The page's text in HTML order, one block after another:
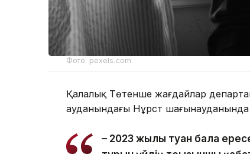
Фото: pexels.com
Қалалық Төтенше жағдайлар
ауданындағы Нұрсәт шағынауданында
– 2023 жылы туған бала